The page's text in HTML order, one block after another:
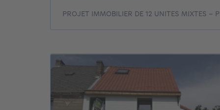
PROJET IMMOBILIER DE 12 UNITES MIXTES -